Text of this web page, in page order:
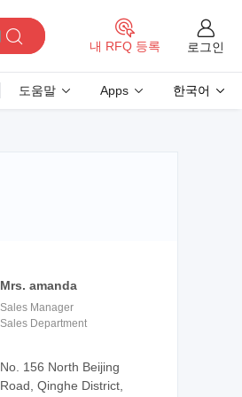
내 RFQ 등록 로그인
도움말 Apps 한국어
Mrs. amanda
Sales Manager
Sales Department
No. 156 North Beijing
Road, Qinghe District,